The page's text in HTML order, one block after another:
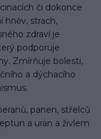
či dokonce
hněv, strach,
zdraví je
podporuje
Zmírňuje bolesti,
a dýchacího
panen, střelců
a uran a živlem